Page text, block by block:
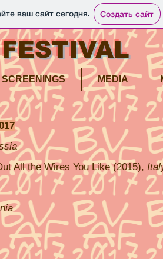
ваш сайт сегодня. Создать сайт
SCREENINGS MEDIA
All the Wires You Like (2015),